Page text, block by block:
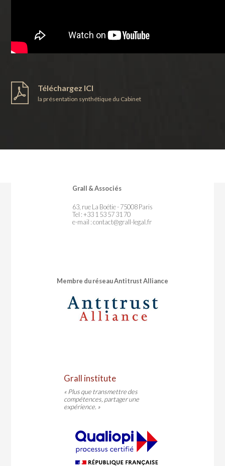
Téléchargez ICI
la présentation synthétique du Cabinet
Grall & Associés
63, rue La Boétie - 75008 Paris
Tel : +33 1 53 57 31 70
e-mail :contact@grall-legal.fr
Membre du réseau Antitrust Alliance
Grall institute
« Plus que transmettre des
compétences, partager une
expérience. »